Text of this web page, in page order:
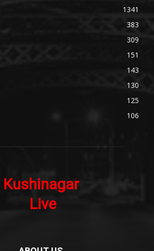
1341
383
309
151
143
130
125
106